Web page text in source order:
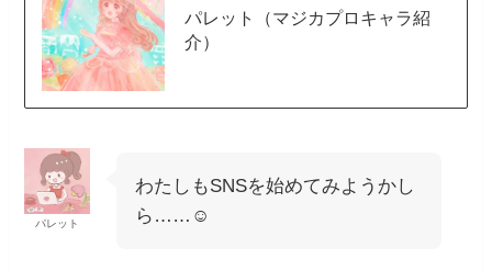
パレット（マジカプロキャラ紹
介）
パレット
わたしもSNSを始めてみようかし
ら……☺️